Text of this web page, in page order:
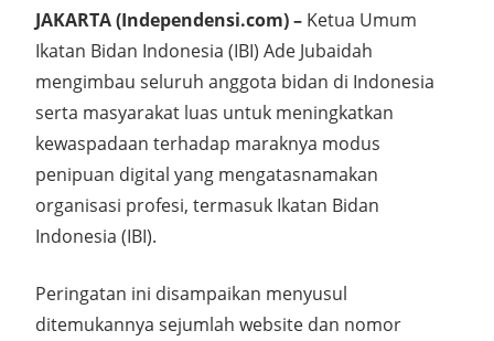
JAKARTA (Independensi.com) – Ketua Umum
Ikatan Bidan Indonesia (IBI) Ade Jubaidah
mengimbau seluruh anggota bidan di Indonesia
serta masyarakat luas untuk meningkatkan
kewaspadaan terhadap maraknya modus
penipuan digital yang mengatasnamakan
organisasi profesi, termasuk Ikatan Bidan
Indonesia (IBI).
Peringatan ini disampaikan menyusul
ditemukannya sejumlah website dan nomor